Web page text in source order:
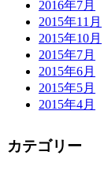
2016年7月
2015年11月
2015年10月
2015年7月
2015年6月
2015年5月
2015年4月
カテゴリー